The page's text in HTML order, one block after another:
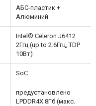
АБС-пластик +
Алюминий
Intel® Celeron J6412
2Ггц (up to 2.6Ггц, TDP
10Вт)
SoC
предустановлено
LPDDR4X 8Гб (макс.